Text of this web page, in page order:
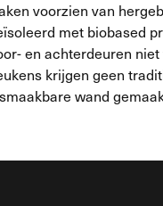
voorzien van
met biobased
en achterdeuren
krijgen geen
wand